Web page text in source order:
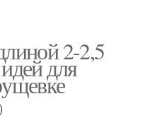
2-2,5
для